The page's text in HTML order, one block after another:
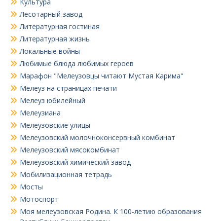
Лесотарный завод
Литературная гостиная
Литературная жизнь
Локальные войны
Любимые блюда любимых героев
Марафон "Мелеузовцы читают Мустая Карима"
Мелеуз на страницах печати
Мелеуз юбилейный
Мелеузиана
Мелеузовские улицы
Мелеузовский молочноконсервный комбинат
Мелеузовский мясокомбинат
Мелеузовский химический завод
Мобилизационная тетрадь
Мосты
Мотоспорт
Моя мелеузовская Родина. К 100-летию образования